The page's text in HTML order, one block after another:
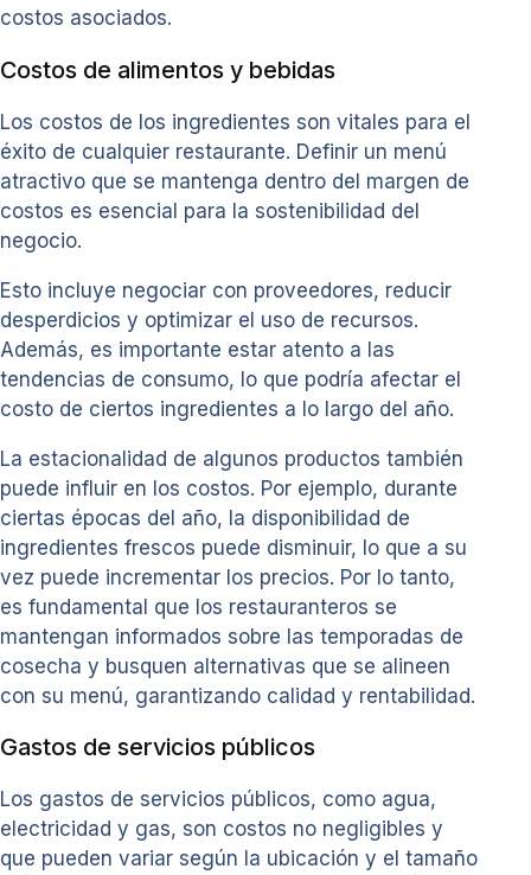
costos asociados.
Costos de alimentos y bebidas
Los costos de los ingredientes son vitales para el
éxito de cualquier restaurante. Definir un menú
atractivo que se mantenga dentro del margen de
costos es esencial para la sostenibilidad del
negocio.
Esto incluye negociar con proveedores, reducir
desperdicios y optimizar el uso de recursos.
Además, es importante estar atento a las
tendencias de consumo, lo que podría afectar el
costo de ciertos ingredientes a lo largo del año.
La estacionalidad de algunos productos también
puede influir en los costos. Por ejemplo, durante
ciertas épocas del año, la disponibilidad de
ingredientes frescos puede disminuir, lo que a su
vez puede incrementar los precios. Por lo tanto,
es fundamental que los restauranteros se
mantengan informados sobre las temporadas de
cosecha y busquen alternativas que se alineen
con su menú, garantizando calidad y rentabilidad.
Gastos de servicios públicos
Los gastos de servicios públicos, como agua,
electricidad y gas, son costos no negligibles y
que pueden variar según la ubicación y el tamaño